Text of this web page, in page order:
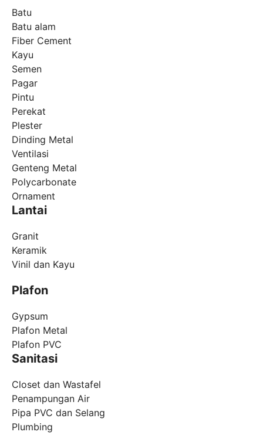
Batu
Batu alam
Fiber Cement
Kayu
Semen
Pagar
Pintu
Perekat
Plester
Dinding Metal
Ventilasi
Genteng Metal
Polycarbonate
Ornament
Lantai
Granit
Keramik
Vinil dan Kayu
Plafon
Gypsum
Plafon Metal
Plafon PVC
Sanitasi
Closet dan Wastafel
Penampungan Air
Pipa PVC dan Selang
Plumbing